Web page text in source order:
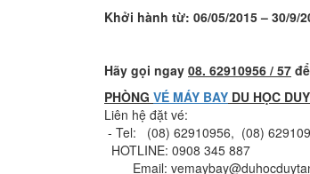
Khởi hành từ: 06/05/2015 – 30/9/
Hãy gọi ngay 08. 62910956 / 57
PHÒNG VÉ MÁY BAY DU HỌC
Liên hệ đặt vé:
- Tel: (08) 62910956, (08)
HOTLINE: 0908 345 887
Email: